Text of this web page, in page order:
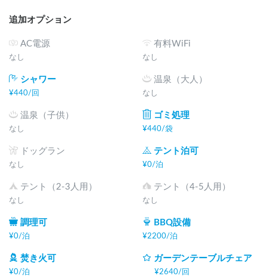
追加オプション
AC電源
なし
有料WiFi
なし
シャワー
¥440/回
温泉（大人）
なし
温泉（子供）
なし
ゴミ処理
¥440/袋
ドッグラン
なし
テント泊可
¥0/泊
テント（2-3人用）
なし
テント（4-5人用）
なし
調理可
¥0/泊
BBQ設備
¥2200/泊
焚き火可
¥0/泊
ガーデンテーブルチェア
¥2640/回